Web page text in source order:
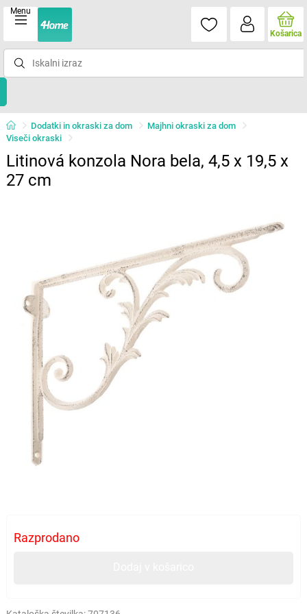
Menu
Košarica
Dodatki in okraski za dom
Majhni okraski za dom
Viseči okraski
Litinová konzola Nora bela, 4,5 x 19,5 x
27 cm
Razprodano